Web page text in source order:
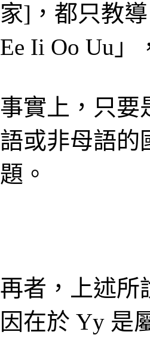
家]，都只教
Ee Ii Oo Uu」
事實上，只要
語或非母語的
題。
再者，上述所
因在於 Yy 是